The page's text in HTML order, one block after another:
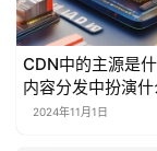
CDN中的主源是
内容分发中扮演什
2024年11月1日